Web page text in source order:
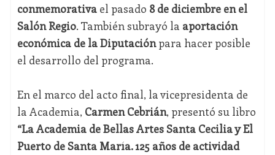
conmemorativael pasado 8 de diciembre en el
Salón Regio. También subrayó la aportación
económica de la Diputaciónpara hacer posible
el desarrollo del programa.
En el marco del acto final, la vicepresidenta de
la Academia, Carmen Cebrián, presentó su libro
“La Academia de Bellas Artes Santa Cecilia y El
Puerto de Santa María. 125 años de actividad